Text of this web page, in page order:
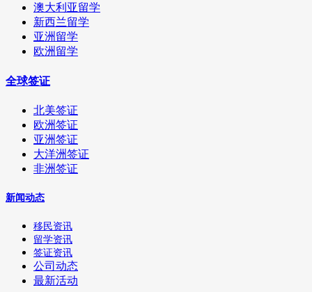
澳大利亚留学
新西兰留学
亚洲留学
欧洲留学
全球签证
北美签证
欧洲签证
亚洲签证
大洋洲签证
非洲签证
新闻动态
移民资讯
留学资讯
签证资讯
公司动态
最新活动